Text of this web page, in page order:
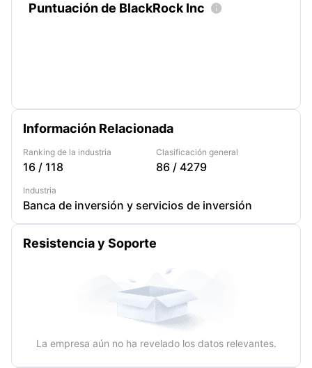
Puntuación de BlackRock Inc 
Información Relacionada
Ranking de la industria
16 / 118
Clasificación general
86 / 4279
Industria
Banca de inversión y servicios de inversión
Resistencia y Soporte
La empresa aún no ha revelado los datos relevantes.